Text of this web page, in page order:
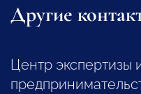
Другие
Центр экспертизы